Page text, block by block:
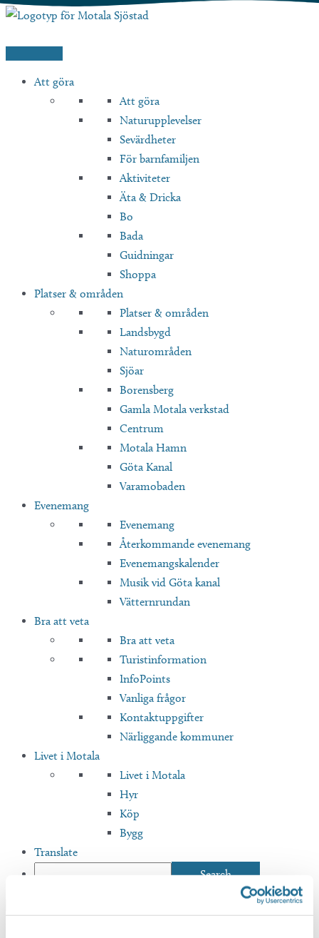
Hoppa
Att göra
Att göra
Naturupplevelser
Sevärdheter
För barnfamiljen
Aktiviteter
Äta & Dricka
Bo
Bada
Guidningar
Shoppa
Platser & områden
Platser & områden
Landsbygd
Naturområden
Sjöar
Borensberg
Gamla Motala verkstad
Centrum
Motala Hamn
Göta Kanal
Varamobaden
Evenemang
Evenemang
Återkommande evenemang
Evenemangskalender
Musik vid Göta kanal
Vätternrundan
Bra att veta
Bra att veta
Turistinformation
InfoPoints
Vanliga frågor
Kontaktuppgifter
Närliggande kommuner
Livet i Motala
Livet i Motala
Hyr
Köp
Bygg
Translate